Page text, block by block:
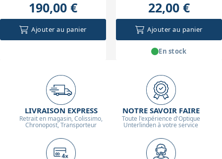
190,00 €
Ajouter au panier
22,00 €
Ajouter au panier
En stock
LIVRAISON EXPRESS
Retrait en magasin, Colissimo,
Chronopost, Transporteur
NOTRE SAVOIR FAIRE
Toute l'expérience d'Optique
Unterlinden à votre service